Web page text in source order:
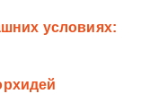
условиях: